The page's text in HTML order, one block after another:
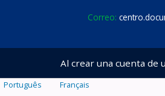
Correo:
Al crear una cuenta de
Português Français